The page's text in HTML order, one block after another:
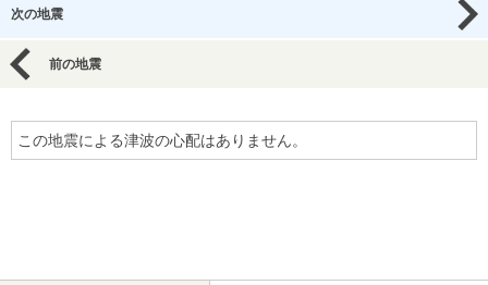
次の地震
前の地震
この地震による津波の心配はありません。